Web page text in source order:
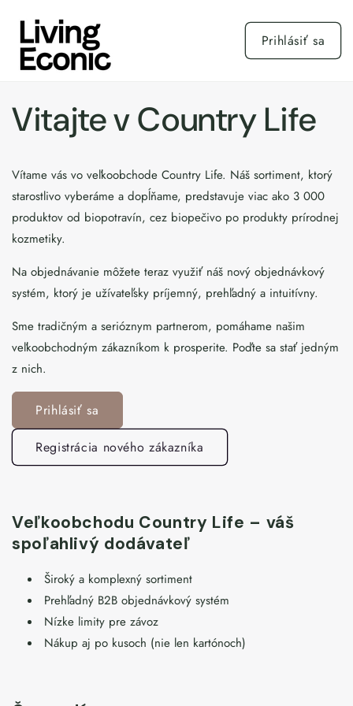
na
obsah
Prihlásiť sa
Vitajte v Country Life
Vítame vás vo veľkoobchode Country Life. Náš sortiment, ktorý
starostlivo vyberáme a dopĺňame, predstavuje viac ako 3 000
produktov od biopotravín, cez biopečivo po produkty prírodnej
kozmetiky.
Na objednávanie môžete teraz využiť náš nový objednávkový
systém, ktorý je užívateľsky príjemný, prehľadný a intuitívny.
Sme tradičným a serióznym partnerom, pomáhame našim
veľkoobchodným zákazníkom k prosperite. Poďte sa stať jedným
z nich.
Prihlásiť sa
Registrácia nového zákazníka
Veľkoobchodu Country Life – váš
spoľahlivý dodávateľ
Široký a komplexný sortiment
Prehľadný B2B objednávkový systém
Nízke limity pre závoz
Nákup aj po kusoch (nie len kartónoch)